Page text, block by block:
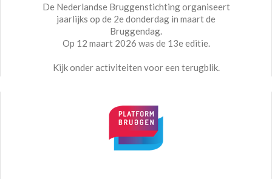
De Nederlandse Bruggenstichting organiseert
jaarlijks op de 2e donderdag in maart de
Bruggendag.
Op 12 maart 2026 was de 13e editie.
Kijk onder activiteiten voor een terugblik.